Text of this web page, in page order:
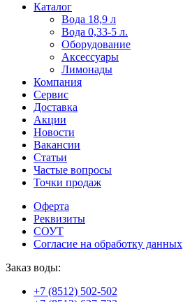
Пользователи
офіційний
сайт
через
разные
сайты.
можно
встретить
онлайн
казино
среди
обсуждаемых
тем.
Каталог
Вода 18,9 л
Вода 0,33-5 л.
Оборудование
Аксессуары
Лимонады
Компания
Сервис
Доставка
Акции
Новости
Вакансии
Статьи
Частые вопросы
Точки продаж
Оферта
Реквизиты
СОУТ
Согласие на обработку данных
Заказ воды:
+7 (8512) 502-502